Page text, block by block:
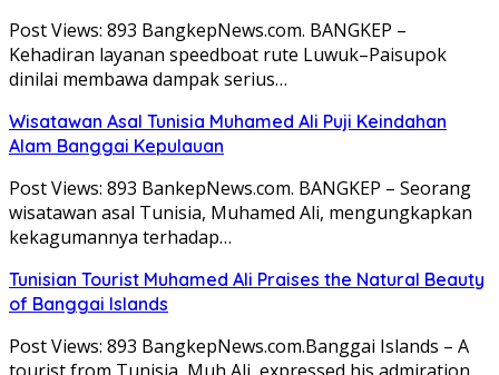
Post Views: 893 BangkepNews.com. BANGKEP –
Kehadiran layanan speedboat rute Luwuk–Paisupok
dinilai membawa dampak serius…
Wisatawan Asal Tunisia Muhamed Ali Puji Keindahan
Alam Banggai Kepulauan
Post Views: 893 BankepNews.com. BANGKEP – Seorang
wisatawan asal Tunisia, Muhamed Ali, mengungkapkan
kekagumannya terhadap…
Tunisian Tourist Muhamed Ali Praises the Natural Beauty
of Banggai Islands
Post Views: 893 BangkepNews.com.Banggai Islands – A